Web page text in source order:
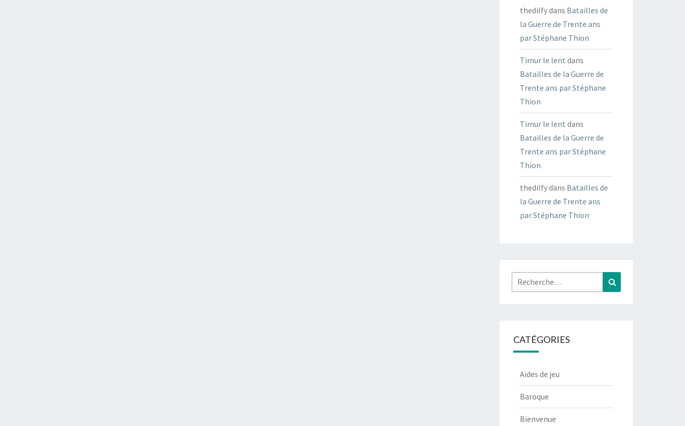
thedilfydans Batailles de
la Guerre de Trente ans
par Stéphane Thion
Timur le lent dans
Batailles de la Guerre de
Trente ans par Stéphane
Thion
Timur le lent dans
Batailles de la Guerre de
Trente ans par Stéphane
Thion
thedilfydans Batailles de
la Guerre de Trente ans
par Stéphane Thion
Rechercher :
CATÉGORIES
Aides de jeu
Baroque
Bienvenue